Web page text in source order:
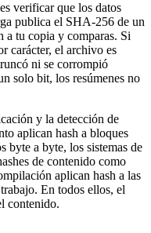
verificar que los datos
publica el SHA-256 de un
a tu copia y comparas. Si
carácter, el archivo es
ni se corrompió
solo bit, los resúmenes no
y la detección de
aplican hash a bloques
byte a byte, los sistemas de
de contenido como
aplican hash a las
En todos ellos, el
contenido.